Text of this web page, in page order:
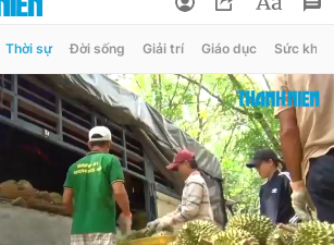
khoản
Thời sự Đời sống Giải trí Giáo dục Sức khỏe